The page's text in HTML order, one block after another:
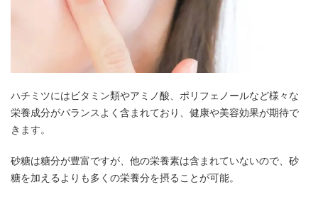
ハチミツにはビタミン類やアミノ酸、ポリフェノールなど様々な
栄養成分がバランスよく含まれており、健康や美容効果が期待で
きます。
砂糖は糖分が豊富ですが、他の栄養素は含まれていないので、砂
糖を加えるよりも多くの栄養分を摂ることが可能。